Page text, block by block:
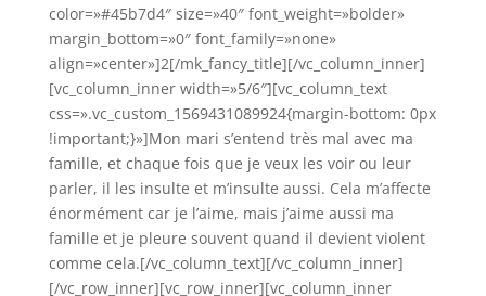
color=»#45b7d4″ size=»40″ font_weight=»bolder»
margin_bottom=»0″ font_family=»none»
align=»center»]2[/mk_fancy_title][/vc_column_inner]
[vc_column_inner width=»5/6″][vc_column_text
css=».vc_custom_1569431089924{margin-bottom: 0px
!important;}»]Mon mari s’entend très mal avec ma
famille, et chaque fois que je veux les voir ou leur
parler, il les insulte et m’insulte aussi. Cela m’affecte
énormément car je l’aime, mais j’aime aussi ma
famille et je pleure souvent quand il devient violent
comme cela.[/vc_column_text][/vc_column_inner]
[/vc_row_inner][vc_row_inner][vc_column_inner